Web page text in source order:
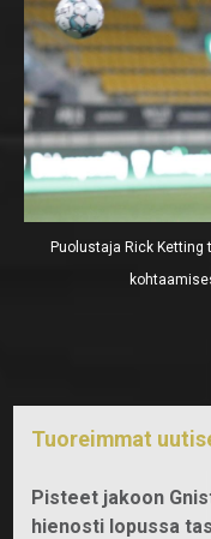
Puolustaja Rick
Tuoreimmat
Pisteet jakoon
hienosti lopussa